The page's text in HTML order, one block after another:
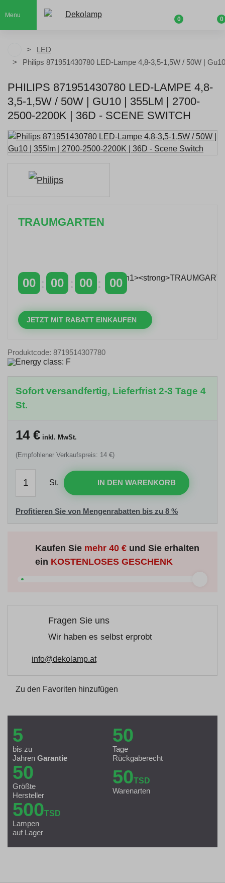
Menu
0 0
LED
Philips 871951430780 LED-Lampe 4,8-3,5-1,5W / 50W |
PHILIPS 871951430780 LED-LAMPE 4,8-
3,5-1,5W / 50W | GU10 | 355LM | 2700-
2500-2200K | 36D - SCENE SWITCH
TRAUMGARTEN
00 00 00 00
JETZT MIT RABATT EINKAUFEN
Produktcode: 8719514307780
Sofort versandfertig, Lieferfrist 2-3 Tage 4
St.
14€ inkl. MwSt.
(Empfohlener Verkaufspreis: 14 €)
St. IN DEN WARENKORB
Profitieren Sie von Mengenrabatten bis zu 8 %
Kaufen Sie mehr40 €und Sie erhalten
ein KOSTENLOSES GESCHENK
Fragen Sie uns
Wir haben es selbst erprobt
info@dekolamp.at
Zu den Favoriten hinzufügen
5
bis zu
Jahren Garantie
50
Tage
Rückgaberecht
50
Größte
Hersteller
50TSD
Warenarten
500TSD
Lampen
auf Lager